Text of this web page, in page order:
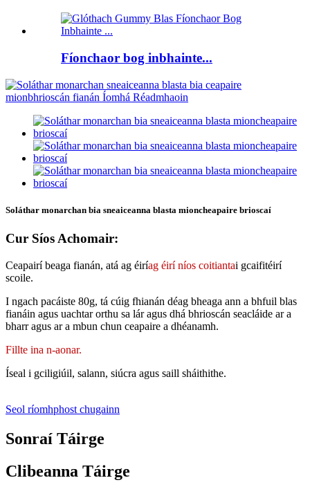
Fíonchaor bog inbhainte...
Soláthar monarchan bia sneaiceanna blasta mioncheapaire brioscaí
Cur Síos Achomair:
Ceapairí beaga fianán, atá ag éiríag éirí níos coitiantai gcaifitéirí
scoile.
I ngach pacáiste 80g, tá cúig fhianán déag bheaga ann a bhfuil blas
fianáin agus uachtar orthu sa lár agus dhá bhrioscán seacláide ar a
bharr agus ar a mbun chun ceapaire a dhéanamh.
Fillte ina n-aonar.
Íseal i gciligiúil, salann, siúcra agus saill sháithithe.
Seol ríomhphost chugainn
Sonraí Táirge
Clibeanna Táirge